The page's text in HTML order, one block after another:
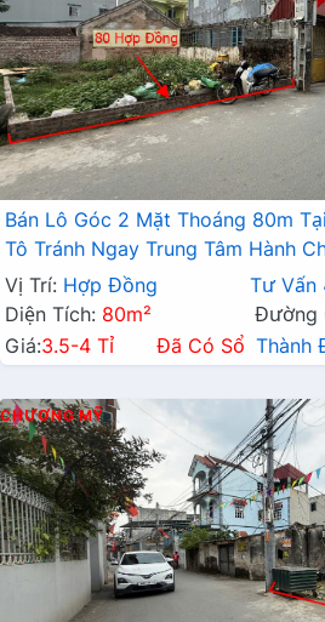
Bán Lô Góc 2 Mặt Thoáng 80m
Tô Tránh Ngay Trung Tâm Hành
TL419
Vị Trí: Hợp Đồng Tư Vấn
Diện Tích: 80m²
Đường
Giá:3.5-4 Tỉ Đã Có Sổ Thành
CHƯƠNG MỸ